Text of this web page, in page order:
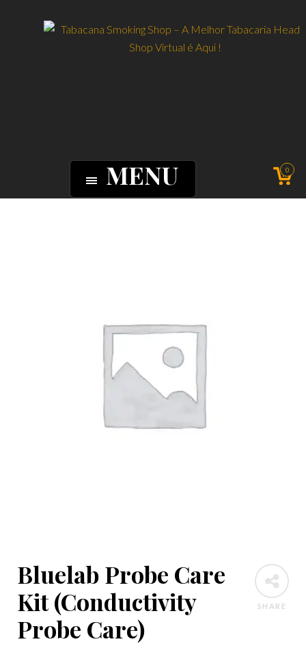
MENU 0
SHARE
Bluelab Probe Care
Kit (Conductivity
Probe Care)